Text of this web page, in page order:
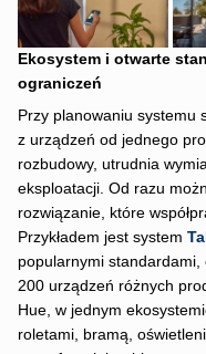
Ekosystem i otwarte
ograniczeń
Przy planowaniu systemu
z urządzeń od jednego
rozbudowy, utrudnia
eksploatacji. Od razu
rozwiązanie, które
Przykładem jest system
popularnymi
200 urządzeń różnych
Hue, w jednym
roletami, bramą,